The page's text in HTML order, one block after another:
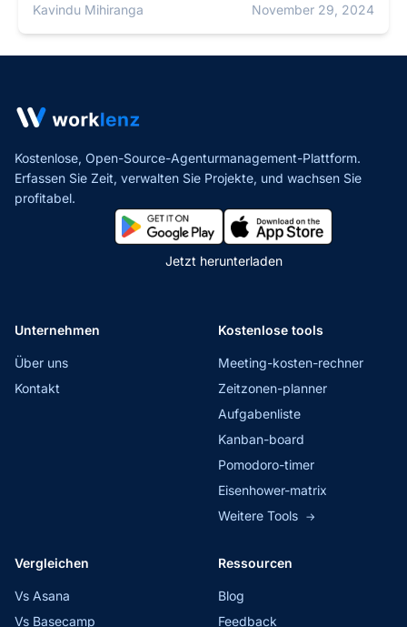
Kavindu Mihiranga November 29, 2024
Kostenlose, Open-Source-Agenturmanagement-Plattform.
Erfassen Sie Zeit, verwalten Sie Projekte, und wachsen Sie
profitabel.
Jetzt herunterladen
Unternehmen
Über uns
Kontakt
Kostenlose tools
Meeting-kosten-rechner
Zeitzonen-planner
Aufgabenliste
Kanban-board
Pomodoro-timer
Eisenhower-matrix
Weitere Tools →
Vergleichen
Vs Asana
Vs Basecamp
Ressourcen
Blog
Feedback